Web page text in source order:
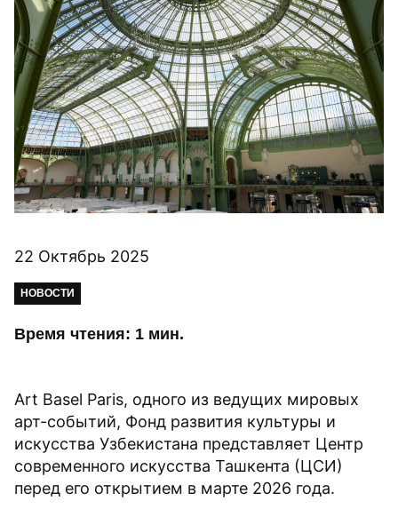
22 Октябрь 2025
НОВОСТИ
Время чтения: 1 мин.
Art Basel Paris, одного из ведущих мировых
арт-событий, Фонд развития культуры и
искусства Узбекистана представляет Центр
современного искусства Ташкента (ЦСИ)
перед его открытием в марте 2026 года.